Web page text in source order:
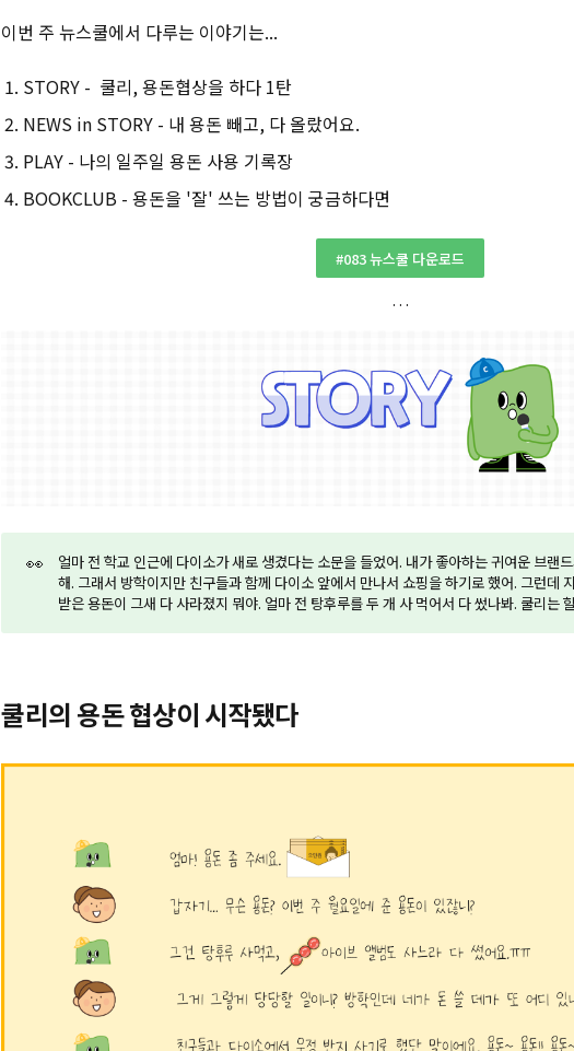
이번 주 뉴스쿨에서 다루는 이야기는...
STORY - 쿨리, 용돈협상을 하다 1탄
NEWS in STORY - 내 용돈 빼고, 다 올랐어요.
PLAY - 나의 일주일 용돈 사용 기록장
BOOKCLUB - 용돈을 '잘' 쓰는 방법이 궁금하다면
#083 뉴스쿨 다운로드
👀
얼마 전 학교 인근에 다이소가 새로 생겼다는 소문을 들었어. 내가 좋아하는 귀여운 브랜
해. 그래서 방학이지만 친구들과 함께 다이소 앞에서 만나서 쇼핑을 하기로 했어. 그런데
받은 용돈이 그새 다 사라졌지 뭐야. 얼마 전 탕후루를 두 개 사 먹어서 다 썼나봐. 쿨리는
쿨리의 용돈 협상이 시작됐다